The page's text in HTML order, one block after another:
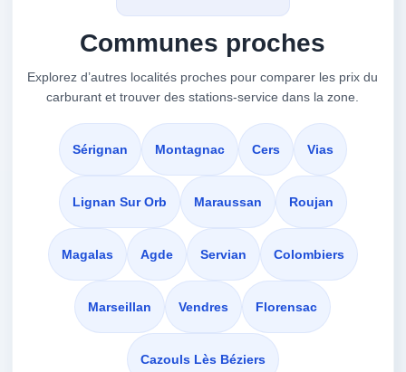
Monts Ramus C.d. 13
BESSAN,
à 7.55 km
1 Avenue Du Mas Viel
SERVIAN,
34290
VOIR LES PRIX
AUCHAN
à 7.76 km
4 Av De La Voie Domitienne
BÉZIERS,
VOIR LES PRIX
Communes proches
Explorez d’autres localités proches pour comparer les prix du
carburant et trouver des stations-service dans la zone.
Sérignan Montagnac Cers Vias
Lignan Sur Orb Maraussan Roujan
Magalas Agde Servian Colombiers
Marseillan Vendres Florensac
Cazouls Lès Béziers